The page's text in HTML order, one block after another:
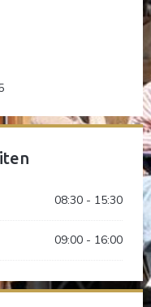
08:30 - 15:30
09:00 - 16:00